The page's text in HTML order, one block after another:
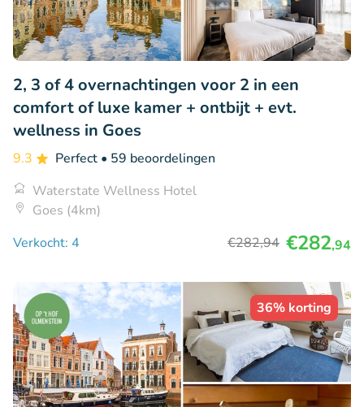
2, 3 of 4 overnachtingen voor 2 in een
comfort of luxe kamer + ontbijt + evt.
wellness in Goes
9.3 Perfect • 59 beoordelingen
Waterstate Wellness Hotel
Goes (4km)
Verkocht: 4
€282,94 €282,94
36% korting